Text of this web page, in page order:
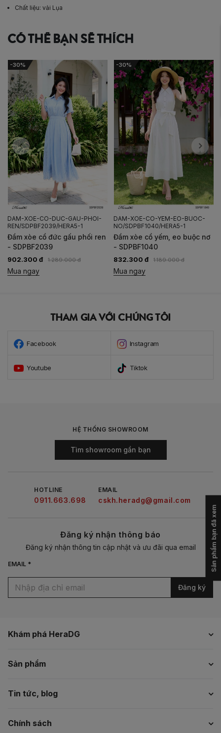
Chất liệu: vải Lụa
CÓ THỂ BẠN SẼ THÍCH
-30%
DAM-XOE-CO-DUC-GAU-PHOI-
REN/SDPBF2039/HERA5-1
Đầm xòe cổ đức gấu phối ren
- SDPBF2039
902.300 đ 1.289.000 đ
Mua ngay
-30%
DAM-XOE-CO-YEM-EO-BUOC-
NO/SDPBF1040/HERA5-1
Đầm xòe cổ yếm, eo buộc nơ
- SDPBF1040
832.300 đ 1.189.000 đ
Mua ngay
THAM GIA VỚI CHÚNG TÔI
Facebook Instagram
Youtube Tiktok
Khám phá HeraDG
Sản phẩm
Tin tức, blog
Chính sách
HỆ THỐNG SHOWROOM
Tìm showroom gần bạn
HOTLINE
0911.663.698
EMAIL
cskh.heradg@gmail.com
Đăng ký nhận thông báo
Đăng ký nhận thông tin cập nhật và ưu đãi qua email
EMAIL *
Đăng ký
Sản phẩm bạn đã xem